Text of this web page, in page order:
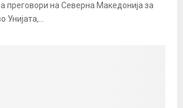
преговори на Северна Македонија за
Унијата,...